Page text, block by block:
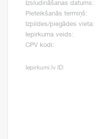
Izsludināšanas datums:
Pieteikšanās termiņš:
Izpildes/piegādes vieta:
Iepirkuma veids:
CPV kodi:
Iepirkumi.lv ID: